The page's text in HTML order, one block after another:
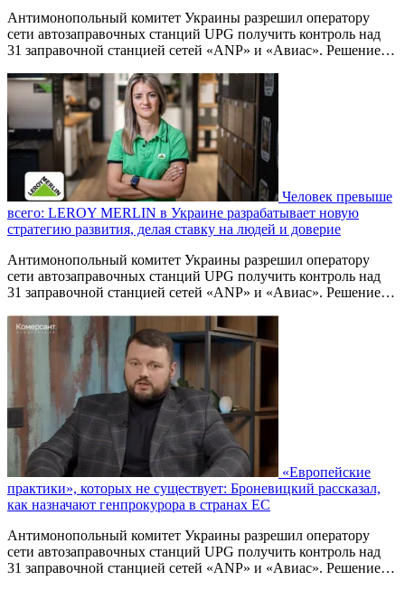
Антимонопольный комитет Украины разрешил оператору
сети автозаправочных станций UPG получить контроль над
31 заправочной станцией сетей «ANP» и «Авиас». Решение…
Человек превыше
всего: LEROY MERLIN в Украине разрабатывает новую
стратегию развития, делая ставку на людей и доверие
Антимонопольный комитет Украины разрешил оператору
сети автозаправочных станций UPG получить контроль над
31 заправочной станцией сетей «ANP» и «Авиас». Решение…
«Европейские
практики», которых не существует: Броневицкий рассказал,
как назначают генпрокурора в странах ЕС
Антимонопольный комитет Украины разрешил оператору
сети автозаправочных станций UPG получить контроль над
31 заправочной станцией сетей «ANP» и «Авиас». Решение…